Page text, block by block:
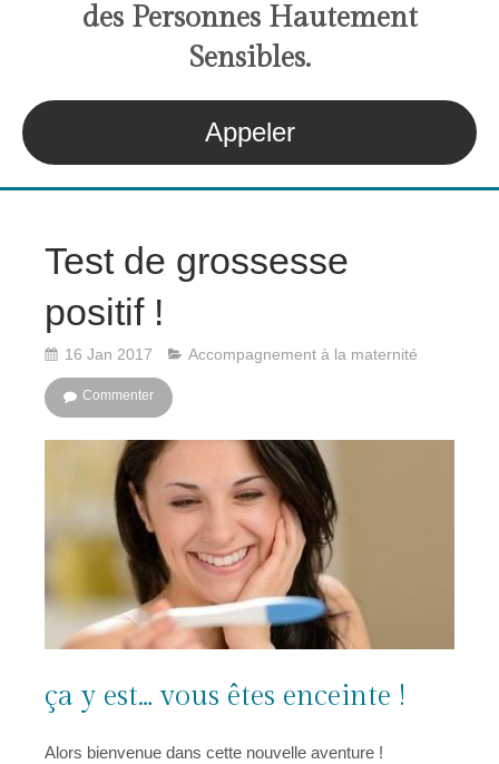
des Personnes Hautement
Sensibles.
Appeler
Test de grossesse
positif !
16 Jan 2017 Accompagnement à la maternité
Commenter
ça y est… vous êtes enceinte !
Alors bienvenue dans cette nouvelle aventure !